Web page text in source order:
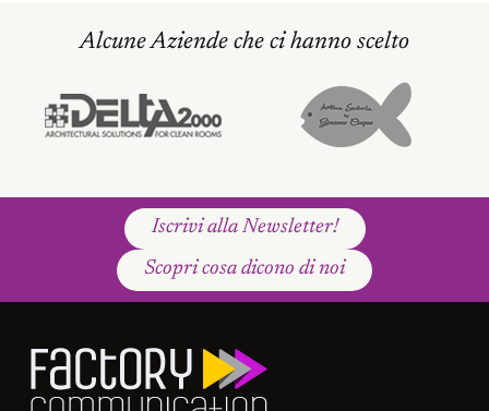
Alcune Aziende che ci hanno scelto
Iscrivi alla Newsletter!
Scopri cosa dicono di noi